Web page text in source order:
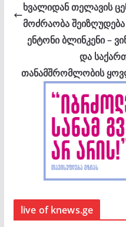
ხვალიდან თელავის
მოძრაობა შეიზღუდება
ენტონი ბლინკენი –
და
თანამშრომლობის
live of knews.ge